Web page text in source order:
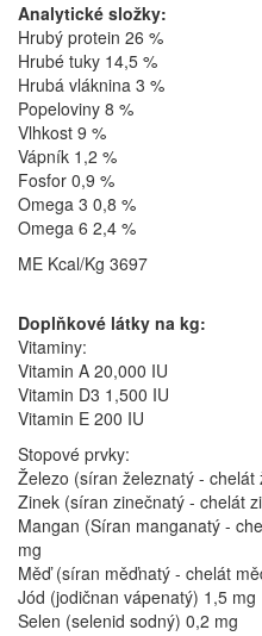
Analytické složky:
Hrubý protein 26 %
Hrubé tuky 14,5 %
Hrubá vláknina 3 %
Popeloviny 8 %
Vlhkost 9 %
Vápník 1,2 %
Fosfor 0,9 %
Omega 3 0,8 %
Omega 6 2,4 %
ME Kcal/Kg 3697
Doplňkové látky na kg:
Vitaminy:
Vitamin A 20,000 IU
Vitamin D3 1,500 IU
Vitamin E 200 IU
Stopové prvky:
Železo (síran železnatý -
Zinek (síran zinečnatý - chelát
Mangan (Síran manganatý -
mg
Měď (síran měďnatý - chelát
Jód (jodičnan vápenatý) 1,5 mg
Selen (selenid sodný) 0,2 mg